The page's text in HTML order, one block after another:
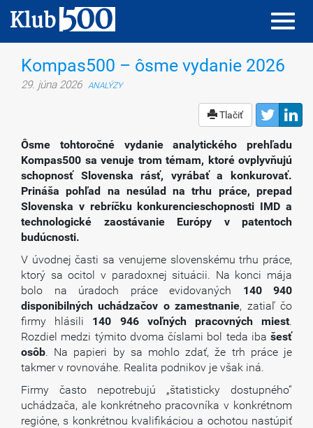
Kompas500 – ôsme vydanie 2026
29. júna 2026 ANALÝZY
Tlačiť
Ôsme tohtoročné vydanie analytického prehľadu
Kompas500 sa venuje trom témam, ktoré ovplyvňujú
schopnosť Slovenska rásť, vyrábať a konkurovať.
Prináša pohľad na nesúlad na trhu práce, prepad
Slovenska v rebríčku konkurencieschopnosti IMD a
technologické zaostávanie Európy v patentoch
budúcnosti.
V úvodnej časti sa venujeme slovenskému trhu práce,
ktorý sa ocitol v paradoxnej situácii. Na konci mája
bolo na úradoch práce evidovaných 140 940
disponibilných uchádzačov o zamestnanie, zatiaľ čo
firmy hlásili 140 946 voľných pracovných miest.
Rozdiel medzi týmito dvoma číslami bol teda iba šesť
osôb. Na papieri by sa mohlo zdať, že trh práce je
takmer v rovnováhe. Realita podnikov je však iná.
Firmy často nepotrebujú „štatisticky dostupného“
uchádzača, ale konkrétneho pracovníka v konkrétnom
regióne, s konkrétnou kvalifikáciou a ochotou nastúpiť